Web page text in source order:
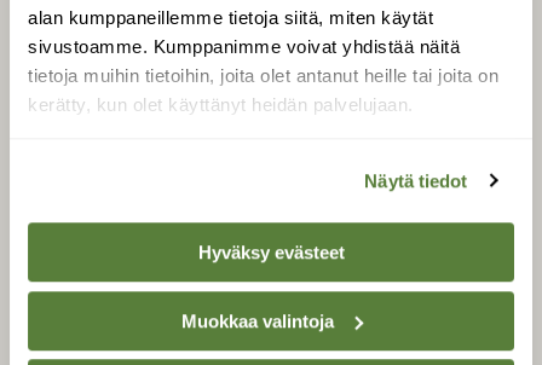
alan kumppaneillemme tietoja siitä, miten käytät
sivustoamme. Kumppanimme voivat yhdistää näitä
tietoja muihin tietoihin, joita olet antanut heille tai joita on
kerätty, kun olet käyttänyt heidän palvelujaan.
Näytä tiedot
Hyväksy evästeet
Muokkaa valintoja
tilaajapalvelu@sll.fi